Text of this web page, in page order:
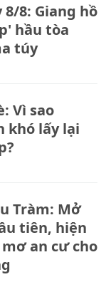
8: Giang hồ
hầu tòa
túy
Vì sao
khó lấy lại
Tràm: Mở
tiên, hiện
an cư cho